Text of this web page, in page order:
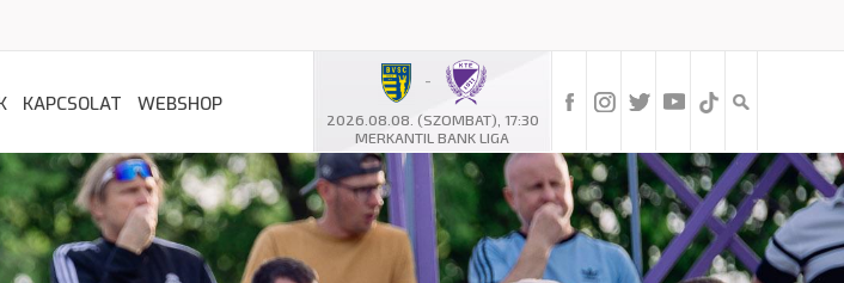
-
2026.08.08. (SZOMBAT), 17:30
MERKANTIL BANK LIGA
KAPCSOLAT WEBSHOP